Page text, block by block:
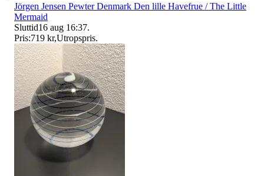
Jörgen Jensen Pewter Denmark Den lille Havefrue / The Little
Mermaid
Sluttid16 aug 16:37.
Pris:719 kr,Utropspris.